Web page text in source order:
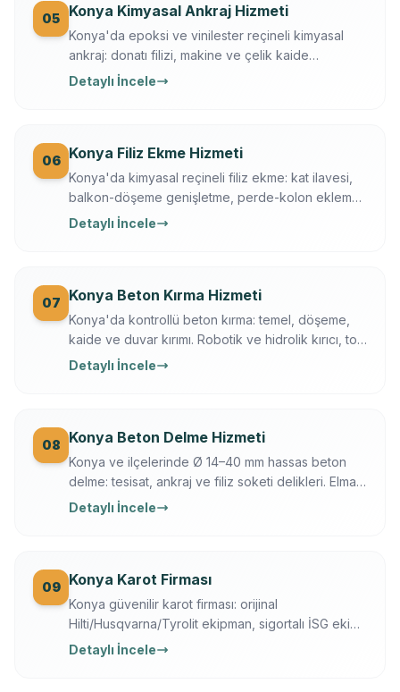
05 Konya Kimyasal Ankraj Hizmeti
Konya'da epoksi ve vinilester reçineli kimyasal
ankraj: donatı filizi, makine ve çelik kaide
sabitleme. Ücretsiz keşif, çekme testi, yazılı
Detaylı İncele
06 Konya Filiz Ekme Hizmeti
Konya'da kimyasal reçineli filiz ekme: kat ilavesi,
balkon-döşeme genişletme, perde-kolon ekleme.
Ferroscan kontrollü, çekme testli, yazılı garanti.
Detaylı İncele
07 Konya Beton Kırma Hizmeti
Konya'da kontrollü beton kırma: temel, döşeme,
kaide ve duvar kırımı. Robotik ve hidrolik kırıcı, toz
bastırma, moloz dahil, sigortalı operasyon.
Detaylı İncele
08 Konya Beton Delme Hizmeti
Konya ve ilçelerinde Ø 14–40 mm hassas beton
delme: tesisat, ankraj ve filiz soketi delikleri. Elmas
karot + darbeli teknik, Ferroscan ile donatı
Detaylı İncele
09 Konya Karot Firması
Konya güvenilir karot firması: orijinal
Hilti/Husqvarna/Tyrolit ekipman, sigortalı İSG ekip,
yazılı garanti, 7/24 ücretsiz keşif. Karot delme,
Detaylı İncele